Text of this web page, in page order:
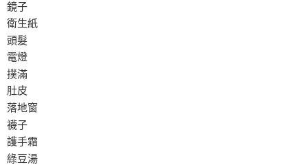
鏡子
衛生紙
頭髮
電燈
撲滿
肚皮
落地窗
襪子
護手霜
綠豆湯